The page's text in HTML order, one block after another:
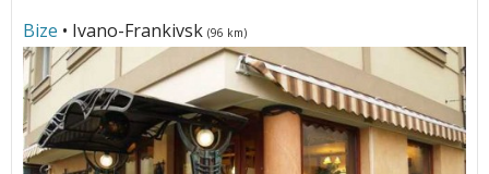
Bize • Ivano-Frankivsk (96 km)